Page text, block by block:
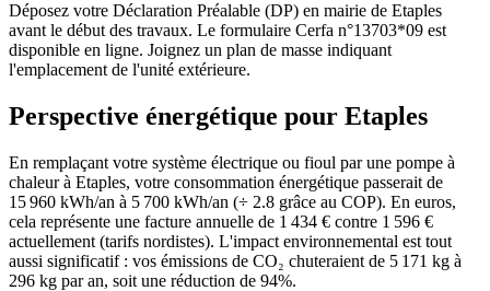
Déposez votre Déclaration Préalable (DP) en mairie de Etaples
avant le début des travaux. Le formulaire Cerfa n°13703*09 est
disponible en ligne. Joignez un plan de masse indiquant
l'emplacement de l'unité extérieure.
Perspective énergétique pour Etaples
En remplaçant votre système électrique ou fioul par une pompe à
chaleur à Etaples, votre consommation énergétique passerait de
15 960 kWh/an à 5 700 kWh/an (÷ 2.8 grâce au COP). En euros,
cela représente une facture annuelle de 1 434 € contre 1 596 €
actuellement (tarifs nordistes). L'impact environnemental est tout
aussi significatif : vos émissions de CO₂ chuteraient de 5 171 kg à
296 kg par an, soit une réduction de 94%.